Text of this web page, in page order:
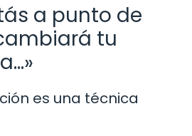
a punto de
tu
es una técnica